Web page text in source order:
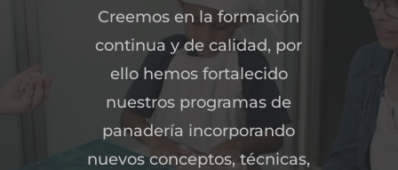
Creemos en la formación
continua y de calidad, por
ello hemos fortalecido
nuestros programas de
panadería incorporando
nuevos conceptos, técnicas,